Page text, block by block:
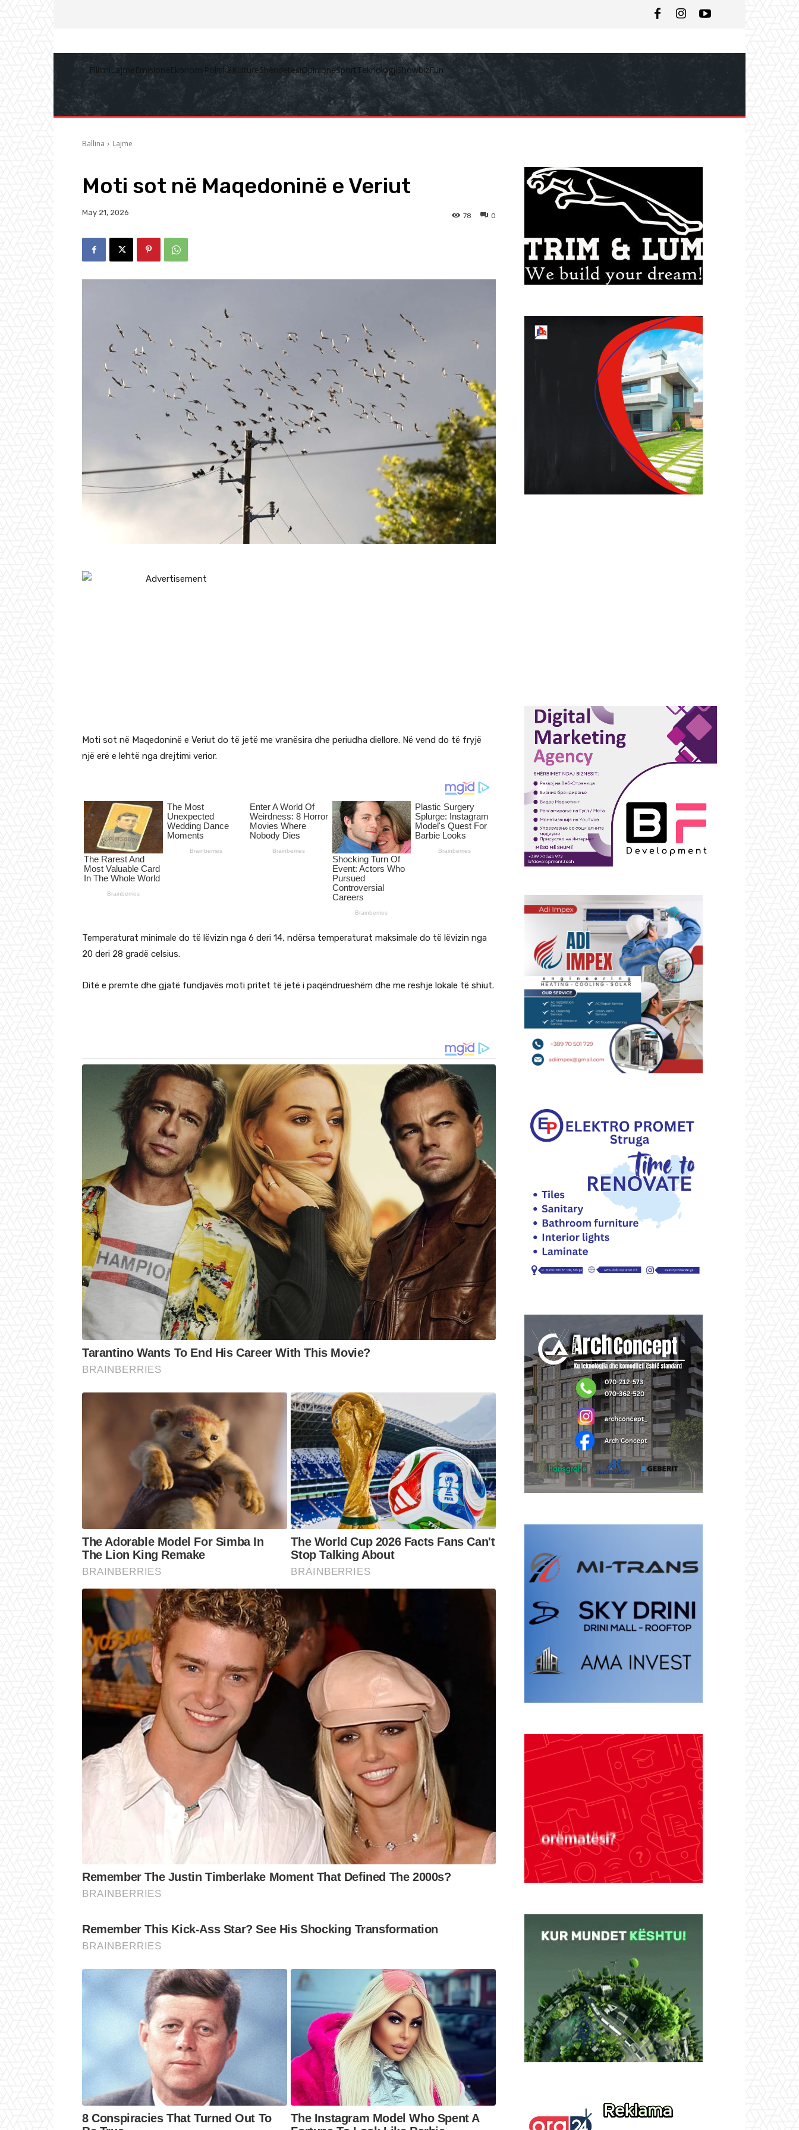
FillimiLajmeEmisioneEkonomiPolitikëKulturëShëndetësiOpinioneSportTeknologjiShowbizFun
Ballina Lajme
Moti sot në Maqedoninë e Veriut
May 21, 2026 0
78
Moti sot në Maqedoninë e Veriut do të jetë me vranësira dhe periudha diellore. Në vend do të fryjë
një erë e lehtë nga drejtimi verior.
Temperaturat minimale do të lëvizin nga 6 deri 14, ndërsa temperaturat maksimale do të lëvizin nga
20 deri 28 gradë celsius.
Ditë e premte dhe gjatë fundjavës moti pritet të jetë i paqëndrueshëm dhe me reshje lokale të shiut.